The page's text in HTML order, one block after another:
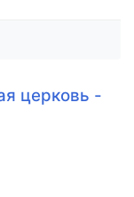
церковь -